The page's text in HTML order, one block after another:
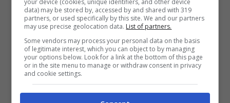
SNAI
Bonus Benvenuto Sport: fino a 1.000€
50% sul deposito fino a 50€
1000€
data) may be stored by, accessed by and shared with 319
partners, or used specifically by this site. We and our partners
may use precise geolocation data. List of partners.
Some vendors may process your personal data on the basis
of legitimate interest, which you can object to by managing
your options below. Look for a link at the bottom of this page
or in the site menu to manage or withdraw consent in privacy
and cookie settings.